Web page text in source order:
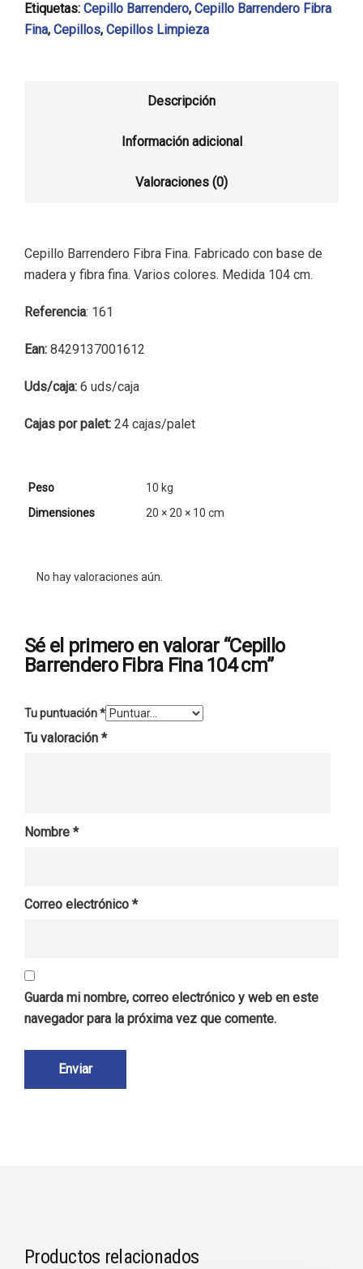
Etiquetas: Cepillo Barrendero, Cepillo Barrendero Fibra
Fina, Cepillos, Cepillos Limpieza
Descripción
Información adicional
Valoraciones (0)
Cepillo Barrendero Fibra Fina. Fabricado con base de
madera y fibra fina. Varios colores. Medida 104 cm.
Referencia: 161
Ean: 8429137001612
Uds/caja: 6 uds/caja
Cajas por palet: 24 cajas/palet
Peso
10 kg
Dimensiones
20 × 20 × 10 cm
No hay valoraciones aún.
Sé el primero en valorar “Cepillo
Barrendero Fibra Fina 104 cm”
Tu puntuación*
Tu valoración *
Nombre *
Correo electrónico *
Guarda mi nombre, correo electrónico y web en este
navegador para la próxima vez que comente.
Productos relacionados